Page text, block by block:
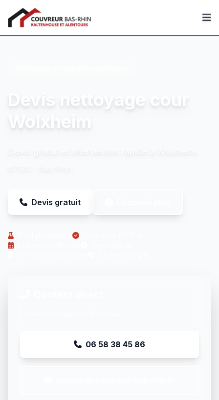
Couvreur Bas-Rhin
Devis nettoyage cour
Wolxheim
Devis gratuit
06 58 38 45 86